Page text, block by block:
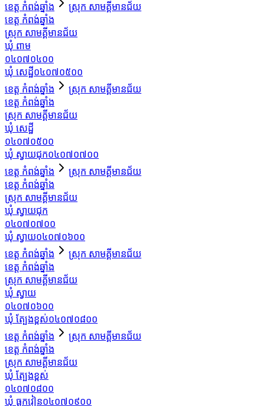
ខេត្ត កំពង់ឆ្នាំង
ស្រុក សាមគ្គីមានជ័យ
ខេត្ត កំពង់ឆ្នាំង
ស្រុក សាមគ្គីមានជ័យ
ឃុំ ពាម
០៤០៧០៤០០
ឃុំ សេដ្ឋី០៤០៧០៥០០
ខេត្ត កំពង់ឆ្នាំង
ស្រុក សាមគ្គីមានជ័យ
ខេត្ត កំពង់ឆ្នាំង
ស្រុក សាមគ្គីមានជ័យ
ឃុំ សេដ្ឋី
០៤០៧០៥០០
ឃុំ ស្វាយជុក០៤០៧០៧០០
ខេត្ត កំពង់ឆ្នាំង
ស្រុក សាមគ្គីមានជ័យ
ខេត្ត កំពង់ឆ្នាំង
ស្រុក សាមគ្គីមានជ័យ
ឃុំ ស្វាយជុក
០៤០៧០៧០០
ឃុំ ស្វាយ០៤០៧០៦០០
ខេត្ត កំពង់ឆ្នាំង
ស្រុក សាមគ្គីមានជ័យ
ខេត្ត កំពង់ឆ្នាំង
ស្រុក សាមគ្គីមានជ័យ
ឃុំ ស្វាយ
០៤០៧០៦០០
ឃុំ ត្បែងខ្ពស់០៤០៧០៨០០
ខេត្ត កំពង់ឆ្នាំង
ស្រុក សាមគ្គីមានជ័យ
ខេត្ត កំពង់ឆ្នាំង
ស្រុក សាមគ្គីមានជ័យ
ឃុំ ត្បែងខ្ពស់
០៤០៧០៨០០
ឃុំ ធ្លកវៀន០៤០៧០៩០០